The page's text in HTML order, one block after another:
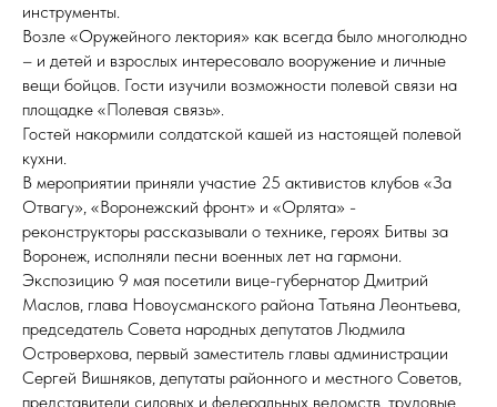
инструменты.
Возле «Оружейного лектория» как всегда было многолюдно
– и детей и взрослых интересовало вооружение и личные
вещи бойцов. Гости изучили возможности полевой связи на
площадке «Полевая связь».
Гостей накормили солдатской кашей из настоящей полевой
кухни.
В мероприятии приняли участие 25 активистов клубов «За
Отвагу», «Воронежский фронт» и «Орлята» -
реконструкторы рассказывали о технике, героях Битвы за
Воронеж, исполняли песни военных лет на гармони.
Экспозицию 9 мая посетили вице-губернатор Дмитрий
Маслов, глава Новоусманского района Татьяна Леонтьева,
председатель Совета народных депутатов Людмила
Островерхова, первый заместитель главы администрации
Сергей Вишняков, депутаты районного и местного Советов,
представители силовых и федеральных ведомств, трудовые